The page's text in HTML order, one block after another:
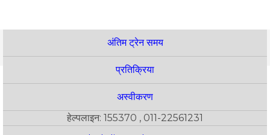
अंतिम ट्रेन समय
प्रतिक्रिया
अस्वीकरण
हेल्पलाइन: 155370 , 011-22561231